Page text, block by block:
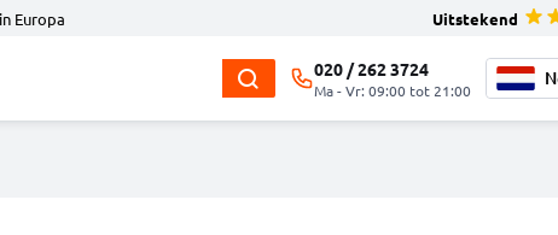
Europa Uitstekend
020 / 262 3724
Ma - Vr: 09:00 tot 21:00